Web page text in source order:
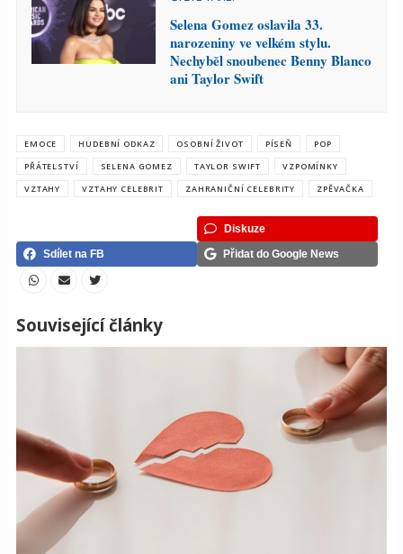
Selena Gomez oslavila 33.
narozeniny ve velkém stylu.
Nechyběl snoubenec Benny Blanco
ani Taylor Swift
EMOCE HUDEBNÍ ODKAZ OSOBNÍ ŽIVOT PÍSEŇ
POP
PŘÁTELSTVÍ
SELENA GOMEZ TAYLOR SWIFT
VZPOMÍNKY
VZTAHY
VZTAHY CELEBRIT ZAHRANIČNÍ CELEBRITY ZPĚVAČKA
Diskuze
Sdílet na FB
Přidat do Google News
Související články